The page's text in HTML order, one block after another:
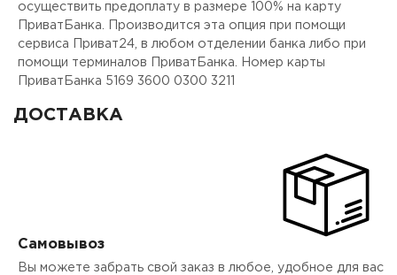
осуществить предоплату в размере 100% на карту
ПриватБанка. Производится эта опция при помощи
сервиса Приват24, в любом отделении банка либо при
помощи терминалов ПриватБанка. Номер карты
ПриватБанка 5169 3600 0300 3211
ДОСТАВКА
Самовывоз
Вы можете забрать свой заказ в любое, удобное для вас